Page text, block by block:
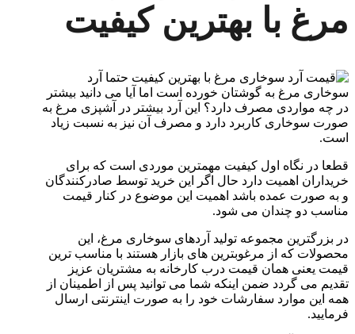
مرغ با بهترین کیفیت
حتما آرد
سوخاری مرغ به گوشتان خورده است اما آیا می دانید بیشتر
در چه مواردی مصرف دارد؟ این آرد بیشتر در آشپزی مرغ به
صورت سوخاری کاربرد دارد و مصرف آن نیز به نسبت زیاد
است.
قطعا در نگاه اول کیفیت مهمترین موردی است که برای
خریداران اهمیت دارد حال اگر این خرید توسط صادرکنندگان
و به صورت عمده باشد اهمیت این موضوع در کنار قیمت
مناسب دو چندان می شود.
در بزرگترین مجموعه تولید آردهای سوخاری مرغ، این
محصولات که از مرغوبترین های بازار هستند با مناسب ترین
قیمت یعنی همان قیمت درب کارخانه به مشتریان عزیز
تقدیم می گردد ضمن اینکه شما می توانید پس از اطمینان از
همه این موارد سفارشات خود را به صورت اینترنتی ارسال
فرمایید.